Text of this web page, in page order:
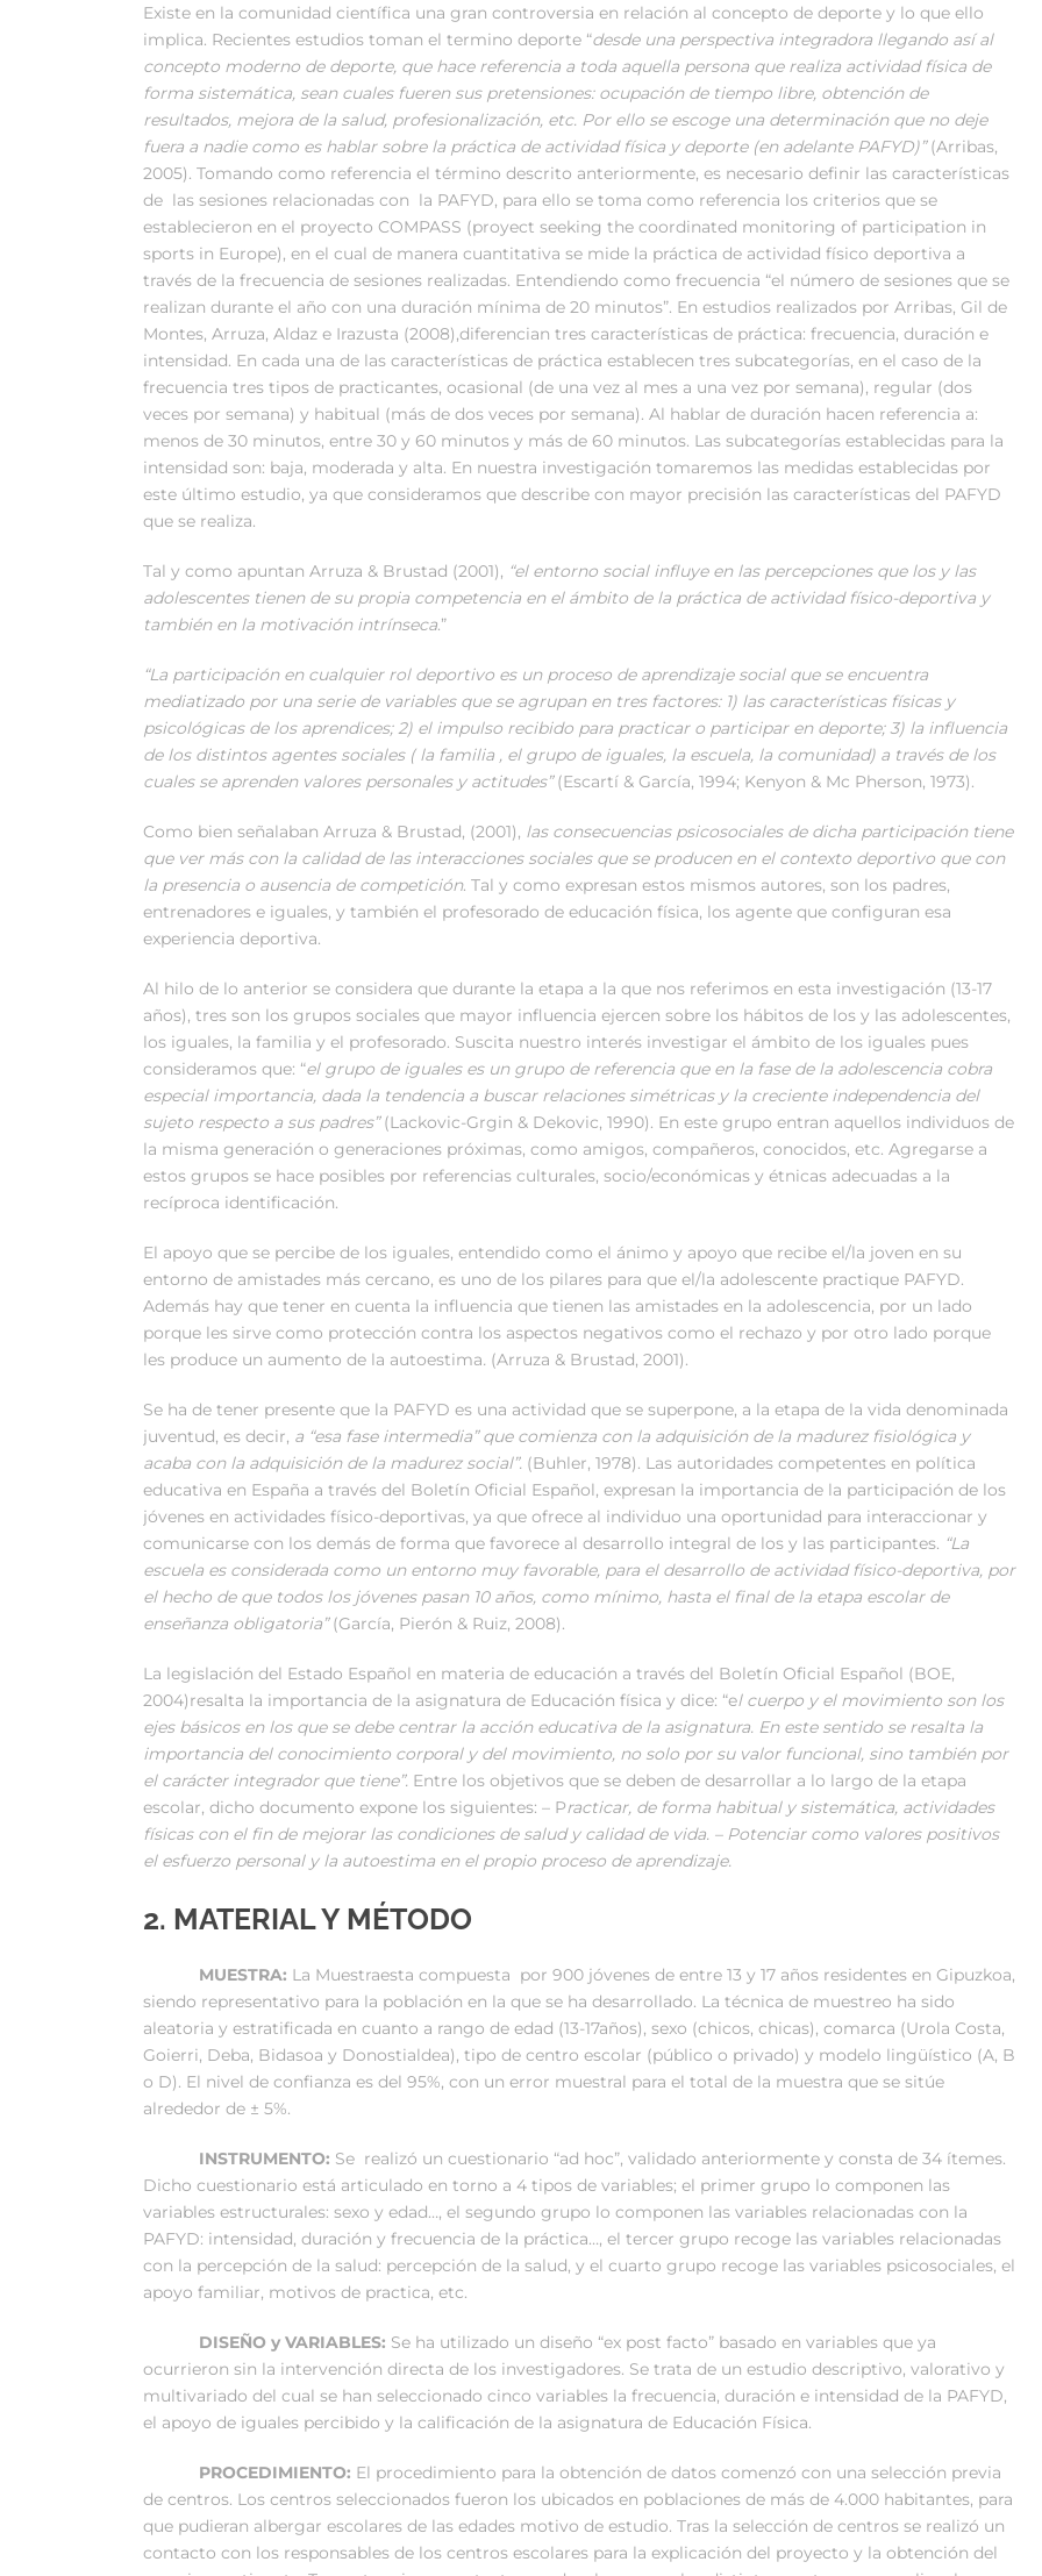
Existe en la comunidad científica una gran controversia en relación al concepto de deporte y lo que ello
implica. Recientes estudios toman el termino deporte “desde una perspectiva integradora llegando así al
concepto moderno de deporte, que hace referencia a toda aquella persona que realiza actividad física de
forma sistemática, sean cuales fueren sus pretensiones: ocupación de tiempo libre, obtención de
resultados, mejora de la salud, profesionalización, etc. Por ello se escoge una determinación que no deje
fuera a nadie como es hablar sobre la práctica de actividad física y deporte (en adelante PAFYD)”(Arribas,
2005). Tomando como referencia el término descrito anteriormente, es necesario definir las características
de las sesiones relacionadas con la PAFYD, para ello se toma como referencia los criterios que se
establecieron en el proyecto COMPASS (proyect seeking the coordinated monitoring of participation in
sports in Europe), en el cual de manera cuantitativa se mide la práctica de actividad físico deportiva a
través de la frecuencia de sesiones realizadas. Entendiendo como frecuencia “el número de sesiones que se
realizan durante el año con una duración mínima de 20 minutos”. En estudios realizados por Arribas, Gil de
Montes, Arruza, Aldaz e Irazusta (2008),diferencian tres características de práctica: frecuencia, duración e
intensidad. En cada una de las características de práctica establecen tres subcategorías, en el caso de la
frecuencia tres tipos de practicantes, ocasional (de una vez al mes a una vez por semana), regular (dos
veces por semana) y habitual (más de dos veces por semana). Al hablar de duración hacen referencia a:
menos de 30 minutos, entre 30 y 60 minutos y más de 60 minutos. Las subcategorías establecidas para la
intensidad son: baja, moderada y alta. En nuestra investigación tomaremos las medidas establecidas por
este último estudio, ya que consideramos que describe con mayor precisión las características del PAFYD
que se realiza.
Tal y como apuntan Arruza & Brustad (2001), “el entorno social influye en las percepciones que los y las
adolescentes tienen de su propia competencia en el ámbito de la práctica de actividad físico-deportiva y
también en la motivación intrínseca.”
“La participación en cualquier rol deportivo es un proceso de aprendizaje social que se encuentra
mediatizado por una serie de variables que se agrupan en tres factores: 1) las características físicas y
psicológicas de los aprendices; 2) el impulso recibido para practicar o participar en deporte; 3) la influencia
de los distintos agentes sociales ( la familia , el grupo de iguales, la escuela, la comunidad) a través de los
cuales se aprenden valores personales y actitudes”(Escartí & García, 1994; Kenyon & Mc Pherson, 1973).
Como bien señalaban Arruza & Brustad, (2001), las consecuencias psicosociales de dicha participación tiene
que ver más con la calidad de las interacciones sociales que se producen en el contexto deportivo que con
la presencia o ausencia de competición. Tal y como expresan estos mismos autores, son los padres,
entrenadores e iguales, y también el profesorado de educación física, los agente que configuran esa
experiencia deportiva.
Al hilo de lo anterior se considera que durante la etapa a la que nos referimos en esta investigación (13-17
años), tres son los grupos sociales que mayor influencia ejercen sobre los hábitos de los y las adolescentes,
los iguales, la familia y el profesorado. Suscita nuestro interés investigar el ámbito de los iguales pues
consideramos que: “el grupo de iguales es un grupo de referencia que en la fase de la adolescencia cobra
especial importancia, dada la tendencia a buscar relaciones simétricas y la creciente independencia del
sujeto respecto a sus padres”(Lackovic-Grgin & Dekovic, 1990). En este grupo entran aquellos individuos de
la misma generación o generaciones próximas, como amigos, compañeros, conocidos, etc. Agregarse a
estos grupos se hace posibles por referencias culturales, socio/económicas y étnicas adecuadas a la
recíproca identificación.
El apoyo que se percibe de los iguales, entendido como el ánimo y apoyo que recibe el/la joven en su
entorno de amistades más cercano, es uno de los pilares para que el/la adolescente practique PAFYD.
Además hay que tener en cuenta la influencia que tienen las amistades en la adolescencia, por un lado
porque les sirve como protección contra los aspectos negativos como el rechazo y por otro lado porque
les produce un aumento de la autoestima. (Arruza & Brustad, 2001).
Se ha de tener presente que la PAFYD es una actividad que se superpone, a la etapa de la vida denominada
juventud, es decir, a “esa fase intermedia” que comienza con la adquisición de la madurez fisiológica y
acaba con la adquisición de la madurez social”. (Buhler, 1978). Las autoridades competentes en política
educativa en España a través del Boletín Oficial Español, expresan la importancia de la participación de los
jóvenes en actividades físico-deportivas, ya que ofrece al individuo una oportunidad para interaccionar y
comunicarse con los demás de forma que favorece al desarrollo integral de los y las participantes. “La
escuela es considerada como un entorno muy favorable, para el desarrollo de actividad físico-deportiva, por
el hecho de que todos los jóvenes pasan 10 años, como mínimo, hasta el final de la etapa escolar de
enseñanza obligatoria”(García, Pierón & Ruiz, 2008).
La legislación del Estado Español en materia de educación a través del Boletín Oficial Español (BOE,
2004)resalta la importancia de la asignatura de Educación física y dice: “el cuerpo y el movimiento son los
ejes básicos en los que se debe centrar la acción educativa de la asignatura. En este sentido se resalta la
importancia del conocimiento corporal y del movimiento, no solo por su valor funcional, sino también por
el carácter integrador que tiene”. Entre los objetivos que se deben de desarrollar a lo largo de la etapa
escolar, dicho documento expone los siguientes: – Practicar, de forma habitual y sistemática, actividades
físicas con el fin de mejorar las condiciones de salud y calidad de vida. – Potenciar como valores positivos
el esfuerzo personal y la autoestima en el propio proceso de aprendizaje.
2. MATERIAL Y MÉTODO
MUESTRA: La Muestraesta compuesta por 900 jóvenes de entre 13 y 17 años residentes en Gipuzkoa,
siendo representativo para la población en la que se ha desarrollado. La técnica de muestreo ha sido
aleatoria y estratificada en cuanto a rango de edad (13-17años), sexo (chicos, chicas), comarca (Urola Costa,
Goierri, Deba, Bidasoa y Donostialdea), tipo de centro escolar (público o privado) y modelo lingüístico (A, B
o D). El nivel de confianza es del 95%, con un error muestral para el total de la muestra que se sitúe
alrededor de ± 5%.
INSTRUMENTO: Se realizó un cuestionario “ad hoc”, validado anteriormente y consta de 34 ítemes.
Dicho cuestionario está articulado en torno a 4 tipos de variables; el primer grupo lo componen las
variables estructurales: sexo y edad…, el segundo grupo lo componen las variables relacionadas con la
PAFYD: intensidad, duración y frecuencia de la práctica…, el tercer grupo recoge las variables relacionadas
con la percepción de la salud: percepción de la salud, y el cuarto grupo recoge las variables psicosociales, el
apoyo familiar, motivos de practica, etc.
DISEÑO y VARIABLES: Se ha utilizado un diseño “ex post facto” basado en variables que ya
ocurrieron sin la intervención directa de los investigadores. Se trata de un estudio descriptivo, valorativo y
multivariado del cual se han seleccionado cinco variables la frecuencia, duración e intensidad de la PAFYD,
el apoyo de iguales percibido y la calificación de la asignatura de Educación Física.
PROCEDIMIENTO: El procedimiento para la obtención de datos comenzó con una selección previa
de centros. Los centros seleccionados fueron los ubicados en poblaciones de más de 4.000 habitantes, para
que pudieran albergar escolares de las edades motivo de estudio. Tras la selección de centros se realizó un
contacto con los responsables de los centros escolares para la explicación del proyecto y la obtención del